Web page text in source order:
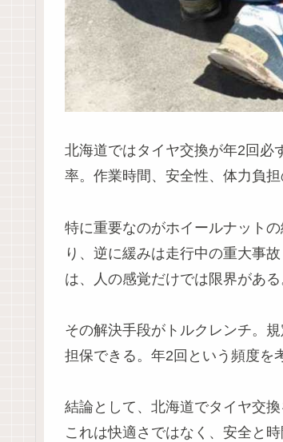
北海道ではタイヤ交換が年2回必
率。作業時間、安全性、体力負
特に重要なのがホイールナット
り、逆に緩みは走行中の重大事
は、人の感覚だけでは限界がある
その解決手段がトルクレンチ。
担保できる。年2回という頻度を
結論として、北海道でタイヤ交
これは快適さではなく、安全と